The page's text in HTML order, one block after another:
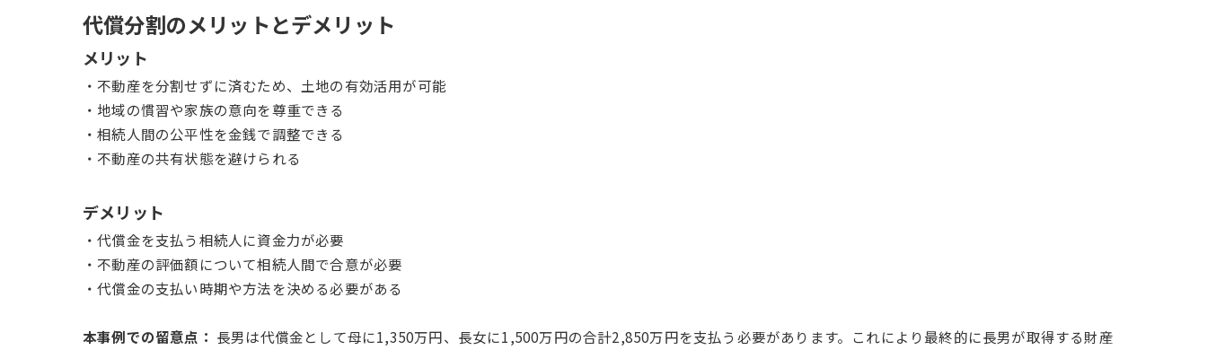
代償分割のメリットとデメリット
メリット
・不動産を分割せずに済むため、土地の有効活用が可能
・地域の慣習や家族の意向を尊重できる
・相続人間の公平性を金銭で調整できる
・不動産の共有状態を避けられる
デメリット
・代償金を支払う相続人に資金力が必要
・不動産の評価額について相続人間で合意が必要
・代償金の支払い時期や方法を決める必要がある
本事例での留意点： 長男は代償金として母に1,350万円、長女に1,500万円の合計2,850万円を支払う必要があります。これにより最終的に長男が取得する財産